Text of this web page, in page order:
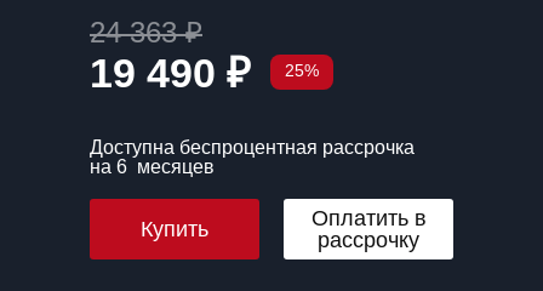
19 490 ₽
Доступна беспроцентная рассрочка
на 6 месяцев
Купить
Оплатить в
рассрочку
24 363 ₽
25%